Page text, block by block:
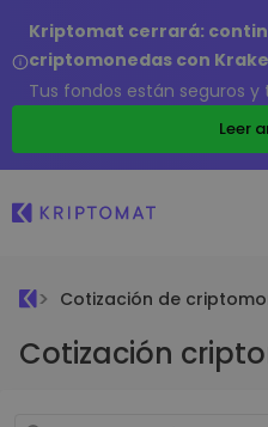
Kriptomat cerrará:
criptomonedas con
Tus fondos están seguros
Leer
Cotización de
Cotización